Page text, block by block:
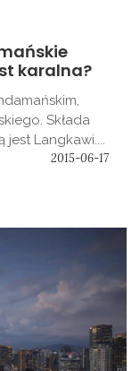
karalna?
Składa
jest Langkawi....
2015-06-17